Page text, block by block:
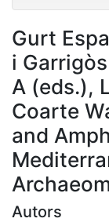
Gurt
i
A (eds.),
Coarte
and
Autors